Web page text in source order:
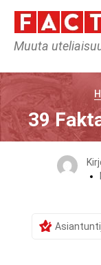
Muuta
39